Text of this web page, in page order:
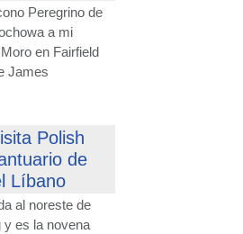
Peregrino de
a mi
en Fairfield
James
Polish
de
Líbano
al noreste de
y es la novena